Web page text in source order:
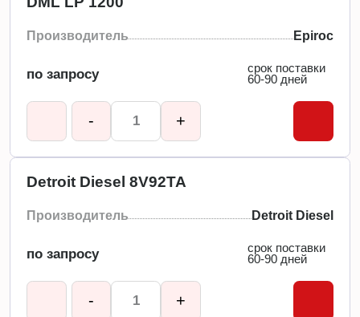
Производитель Epiroc
по запросу
срок поставки
60-90 дней
- +
Detroit Diesel 8V92TA
Производитель Detroit Diesel
по запросу
срок поставки
60-90 дней
- +